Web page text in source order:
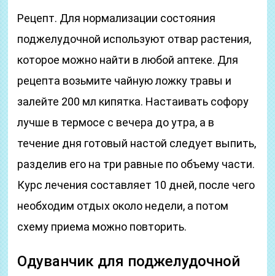
Рецепт. Для нормализации состояния
поджелудочной используют отвар растения,
которое можно найти в любой аптеке. Для
рецепта возьмите чайную ложку травы и
залейте 200 мл кипятка. Настаивать софору
лучше в термосе с вечера до утра, а в
течение дня готовый настой следует выпить,
разделив его на три равные по объему части.
Курс лечения составляет 10 дней, после чего
необходим отдых около недели, а потом
схему приема можно повторить.
Одуванчик для поджелудочной